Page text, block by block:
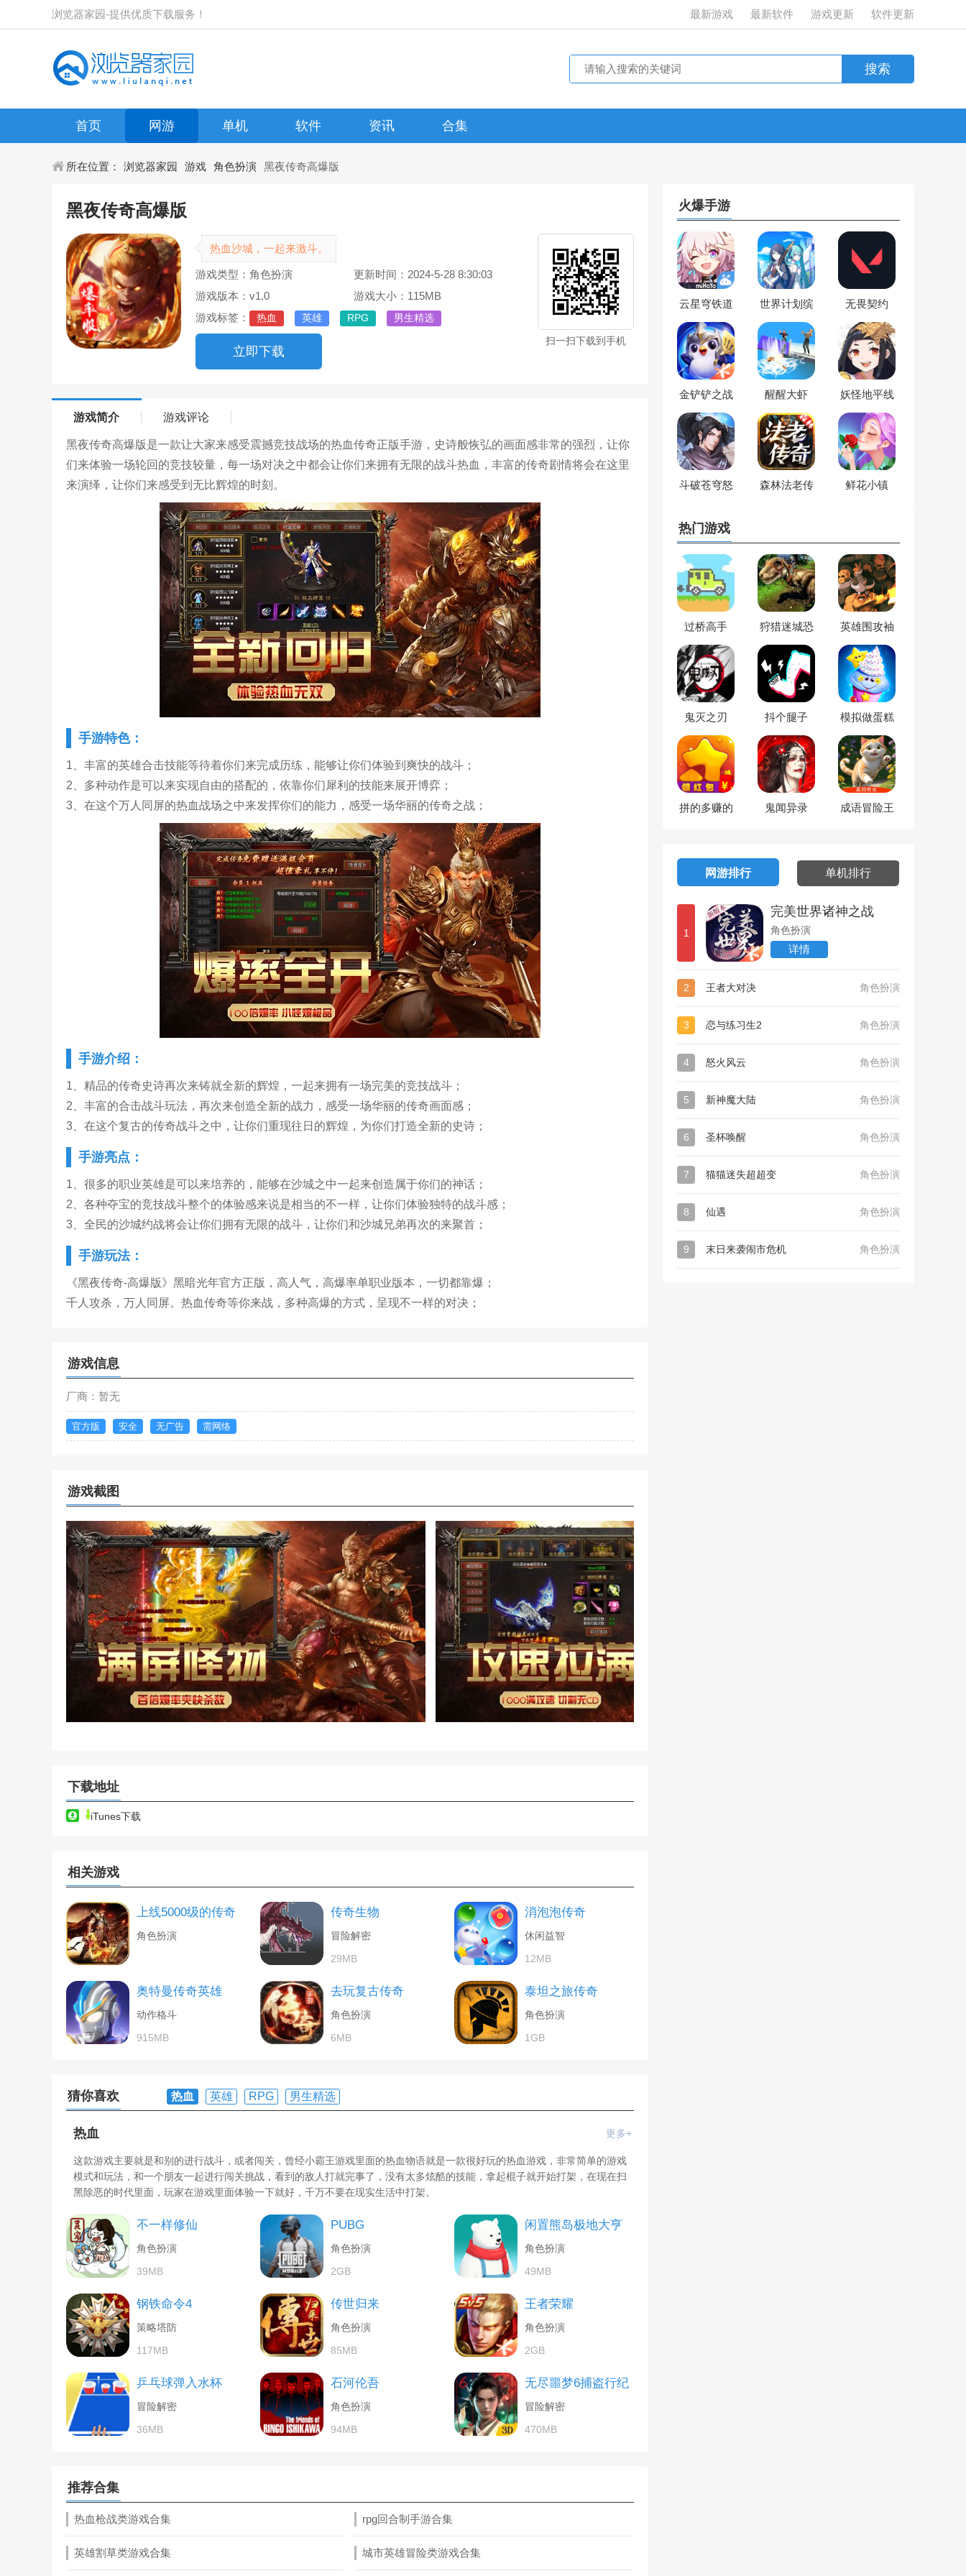
浏览器家园-提供优质下载服务！ 最新游戏 最新软件 游戏更新 软件更新
首页 网游 单机 软件 资讯 合集
所在位置： 浏览器家园 游戏 角色扮演 黑夜传奇高爆版
黑夜传奇高爆版
热血沙城，一起来激斗。
游戏类型：角色扮演
更新时间：2024-5-28 8:30:03
游戏版本：v1.0
游戏大小：115MB
游戏标签：
热血 英雄 RPG 男生精选
立即下载
扫一扫下载到手机
游戏简介 游戏评论
黑夜传奇高爆版是一款让大家来感受震撼竞技战场的热血传奇正版手游，史诗般恢弘的画面感非常的强烈，让你
们来体验一场轮回的竞技较量，每一场对决之中都会让你们来拥有无限的战斗热血，丰富的传奇剧情将会在这里
来演绎，让你们来感受到无比辉煌的时刻。
手游特色：
1、丰富的英雄合击技能等待着你们来完成历练，能够让你们体验到爽快的战斗；
2、多种动作是可以来实现自由的搭配的，依靠你们犀利的技能来展开博弈；
3、在这个万人同屏的热血战场之中来发挥你们的能力，感受一场华丽的传奇之战；
手游介绍：
1、精品的传奇史诗再次来铸就全新的辉煌，一起来拥有一场完美的竞技战斗；
2、丰富的合击战斗玩法，再次来创造全新的战力，感受一场华丽的传奇画面感；
3、在这个复古的传奇战斗之中，让你们重现往日的辉煌，为你们打造全新的史诗；
手游亮点：
1、很多的职业英雄是可以来培养的，能够在沙城之中一起来创造属于你们的神话；
2、各种夺宝的竞技战斗整个的体验感来说是相当的不一样，让你们体验独特的战斗感；
3、全民的沙城约战将会让你们拥有无限的战斗，让你们和沙城兄弟再次的来聚首；
手游玩法：
《黑夜传奇-高爆版》黑暗光年官方正版，高人气，高爆率单职业版本，一切都靠爆；
千人攻杀，万人同屏。热血传奇等你来战，多种高爆的方式，呈现不一样的对决；
游戏信息
厂商：暂无
官方版 安全 无广告 需网络
游戏截图
下载地址
iTunes下载
相关游戏
上线5000级的传奇
角色扮演
传奇生物
冒险解密
29MB
消泡泡传奇
休闲益智
12MB
奥特曼传奇英雄
动作格斗
915MB
去玩复古传奇
角色扮演
6MB
泰坦之旅传奇
角色扮演
1GB
猜你喜欢 热血 英雄 RPG 男生精选
热血 更多+
这款游戏主要就是和别的进行战斗，或者闯关，曾经小霸王游戏里面的热血物语就是一款很好玩的热血游戏，非常简单的游戏
模式和玩法，和一个朋友一起进行闯关挑战，看到的敌人打就完事了，没有太多炫酷的技能，拿起棍子就开始打架，在现在扫
黑除恶的时代里面，玩家在游戏里面体验一下就好，千万不要在现实生活中打架。
不一样修仙
角色扮演
39MB
PUBG
角色扮演
2GB
闲置熊岛极地大亨
角色扮演
49MB
钢铁命令4
策略塔防
117MB
传世归来
角色扮演
85MB
王者荣耀
角色扮演
2GB
乒乓球弹入水杯
冒险解密
36MB
石河伦吾
角色扮演
94MB
无尽噩梦6捕盗行纪
冒险解密
470MB
推荐合集
热血枪战类游戏合集 rpg回合制手游合集
英雄割草类游戏合集 城市英雄冒险类游戏合集
火爆手游
云星穹铁道
世界计划缤
无畏契约
金铲铲之战 醒醒大虾 妖怪地平线
斗破苍穹怒
森林法老传
鲜花小镇
热门游戏
过桥高手
狩猎迷城恐
英雄围攻袖
鬼灭之刃 抖个腿子 模拟做蛋糕
拼的多赚的
鬼闻异录 成语冒险王
网游排行 单机排行
1
完美世界诸神之战
角色扮演
详情
2 王者大对决 角色扮演
3 恋与练习生2 角色扮演
4 怒火风云 角色扮演
5 新神魔大陆 角色扮演
6 圣杯唤醒 角色扮演
7 猫猫迷失超超变 角色扮演
8 仙遇 角色扮演
9 末日来袭闹市危机 角色扮演